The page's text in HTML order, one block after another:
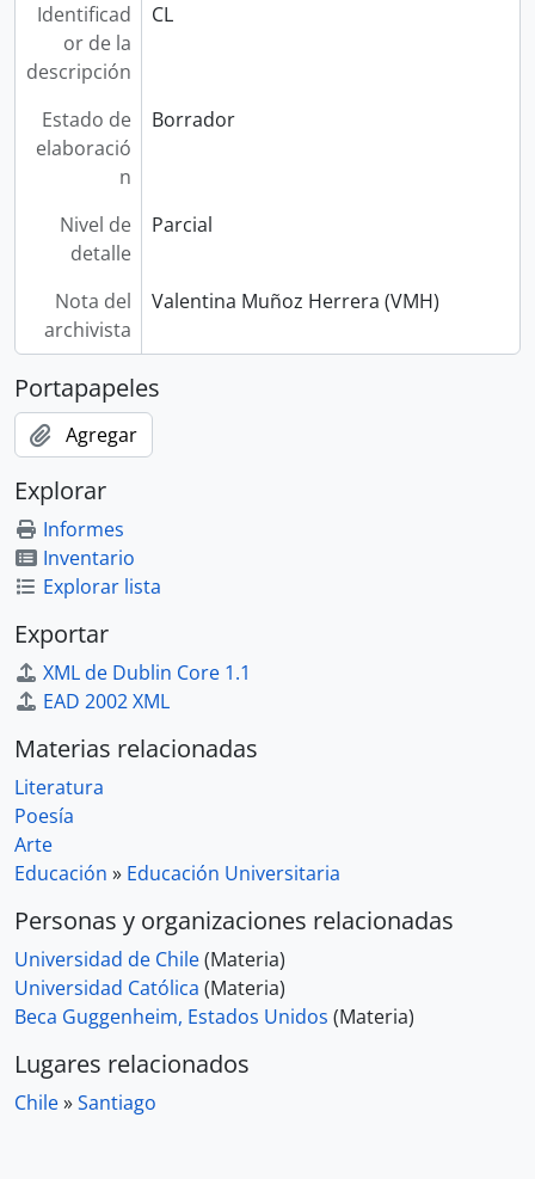
Identificad
or de la
descripción
CL
Estado de
elaboració
n
Borrador
Nivel de
detalle
Parcial
Nota del
archivista
Valentina Muñoz Herrera (VMH)
Portapapeles
Agregar
Explorar
Informes
Inventario
Explorar lista
Exportar
XML de Dublin Core 1.1
EAD 2002 XML
Materias relacionadas
Literatura
Poesía
Arte
Educación » Educación Universitaria
Personas y organizaciones relacionadas
Universidad de Chile(Materia)
Universidad Católica (Materia)
Beca Guggenheim, Estados Unidos (Materia)
Lugares relacionados
Chile»Santiago